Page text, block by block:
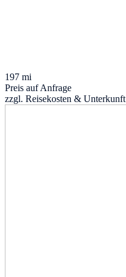
197 mi
Preis auf Anfrage
zzgl. Reisekosten & Unterkunft